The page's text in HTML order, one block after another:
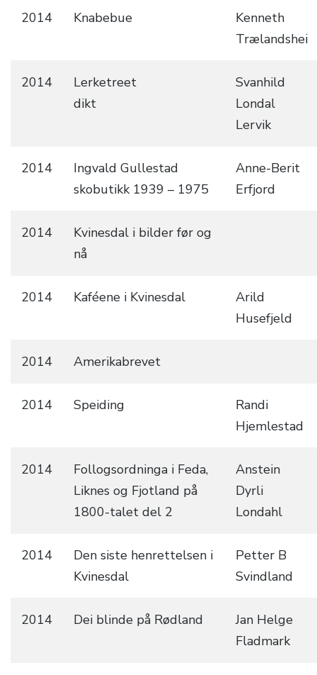
2014 Knabebue
Kenneth
Trælandshei
2014
Lerketreet
dikt
Svanhild
Londal
Lervik
2014
Ingvald Gullestad
skobutikk 1939 – 1975
Anne-Berit
Erfjord
2014
Kvinesdal i bilder før og
nå
2014 Kaféene i Kvinesdal
Arild
Husefjeld
2014 Amerikabrevet
2014 Speiding
Randi
Hjemlestad
2014
Follogsordninga i Feda,
Liknes og Fjotland på
1800-talet del 2
Anstein
Dyrli
Londahl
2014
Den siste henrettelsen i
Kvinesdal
Petter B
Svindland
2014 Dei blinde på Rødland
Jan Helge
Fladmark